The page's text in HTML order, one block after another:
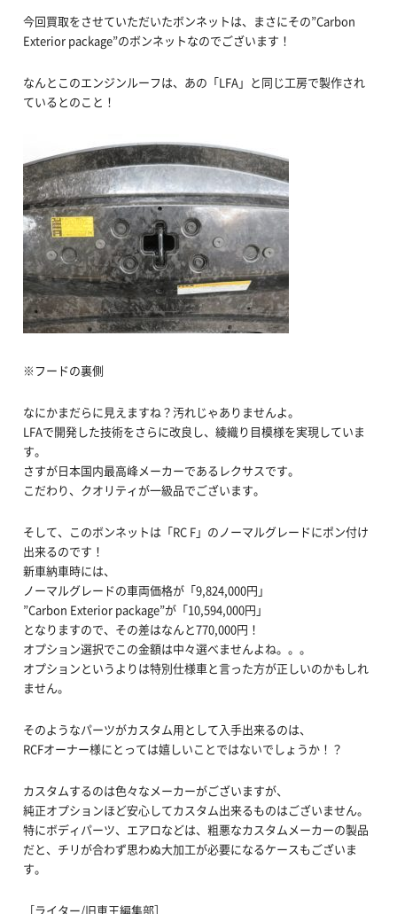
今回買取をさせていただいたボンネットは、まさにその”Carbon
Exterior package”のボンネットなのでございます！
なんとこのエンジンルーフは、あの「LFA」と同じ工房で製作され
ているとのこと！
※フードの裏側
なにかまだらに見えますね？汚れじゃありませんよ。
LFAで開発した技術をさらに改良し、綾織り目模様を実現していま
す。
さすが日本国内最高峰メーカーであるレクサスです。
こだわり、クオリティが一級品でございます。
そして、このボンネットは「RC F」のノーマルグレードにポン付け
出来るのです！
新車納車時には、
ノーマルグレードの車両価格が「9,824,000円」
”Carbon Exterior package”が「10,594,000円」
となりますので、その差はなんと770,000円！
オプション選択でこの金額は中々選べませんよね。。。
オプションというよりは特別仕様車と言った方が正しいのかもしれ
ません。
そのようなパーツがカスタム用として入手出来るのは、
RCFオーナー様にとっては嬉しいことではないでしょうか！？
カスタムするのは色々なメーカーがございますが、
純正オプションほど安心してカスタム出来るものはございません。
特にボディパーツ、エアロなどは、粗悪なカスタムメーカーの製品
だと、チリが合わず思わぬ大加工が必要になるケースもございま
す。
［ライター/旧車王編集部］